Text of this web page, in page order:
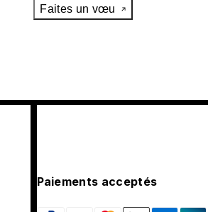
Faites un vœu
Paiements acceptés